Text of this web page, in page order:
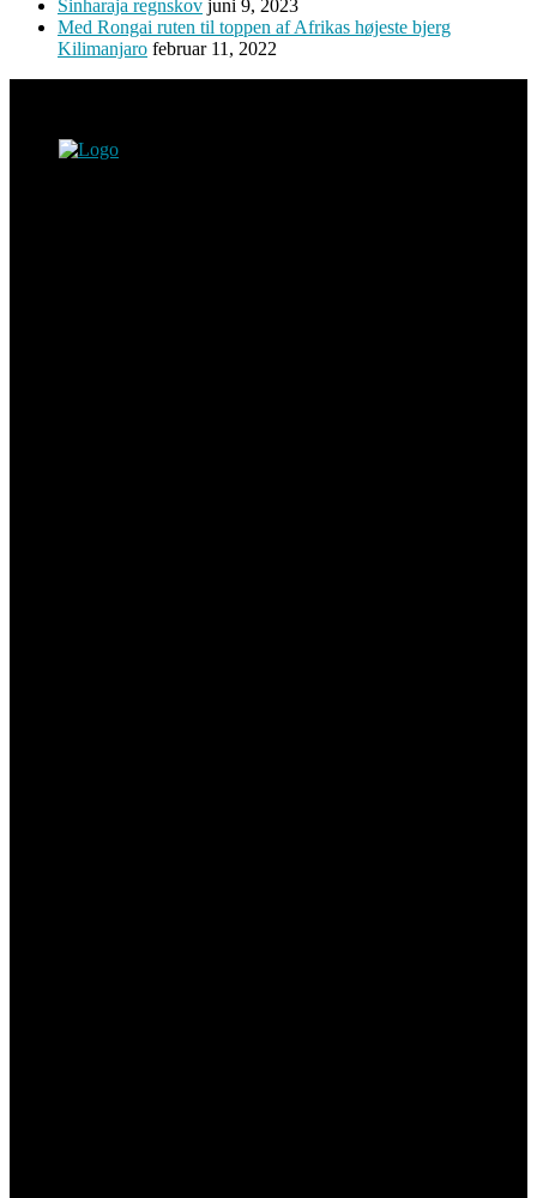
Sinharaja regnskov juni 9, 2023
Med Rongai ruten til toppen af Afrikas højeste bjerg
Kilimanjaro februar 11, 2022